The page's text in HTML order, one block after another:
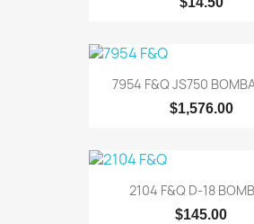
7954 F&Q JS750
$1,576.00
2104 F&Q D-18
$145.00